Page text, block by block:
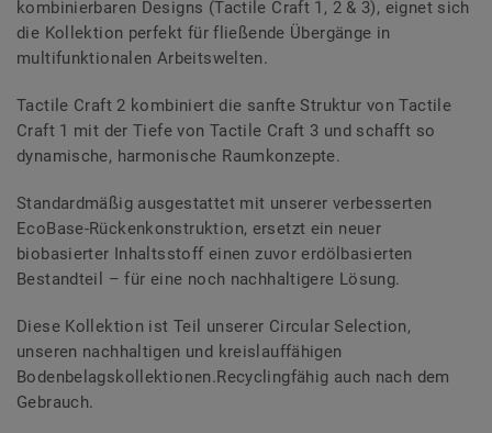
kombinierbaren Designs (Tactile Craft 1, 2 & 3), eignet sich
die Kollektion perfekt für fließende Übergänge in
multifunktionalen Arbeitswelten.
Tactile Craft 2 kombiniert die sanfte Struktur von Tactile
Craft 1 mit der Tiefe von Tactile Craft 3 und schafft so
dynamische, harmonische Raumkonzepte.
Standardmäßig ausgestattet mit unserer verbesserten
EcoBase-Rückenkonstruktion, ersetzt ein neuer
biobasierter Inhaltsstoff einen zuvor erdölbasierten
Bestandteil – für eine noch nachhaltigere Lösung.
Diese Kollektion ist Teil unserer Circular Selection,
unseren nachhaltigen und kreislauffähigen
Bodenbelagskollektionen.Recyclingfähig auch nach dem
Gebrauch.